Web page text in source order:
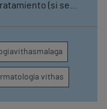
(si se
en los centros
de la Victoria,
el paciente
con un
vithas